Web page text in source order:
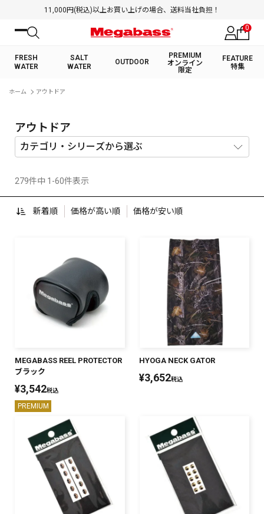
11,000円(税込)以上お買い上げの場合、送料当社負担！
0
FRESH
WATER
SALT
WATER
OUTDOOR
PREMIUM
オンライン
限定
FEATURE
特集
キーワード
カテゴリ
PREMIUM オンライン限定
SALT WATER
OUTDOOR
価格
在庫
全て
ホーム アウトドア
アウトドア
279件中 1-60件表示
新着順 価格が高い順 価格が安い順
MEGABASS REEL PROTECTOR
ブラック
¥3,542税込
PREMIUM
HYOGA NECK GATOR
¥3,652税込